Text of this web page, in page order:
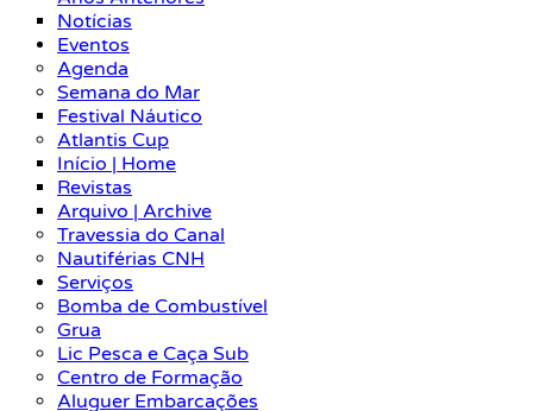
Notícias
Eventos
Agenda
Semana do Mar
Festival Náutico
Atlantis Cup
Início | Home
Revistas
Arquivo | Archive
Travessia do Canal
Nautiférias CNH
Serviços
Bomba de Combustível
Grua
Lic Pesca e Caça Sub
Centro de Formação
Aluguer Embarcações